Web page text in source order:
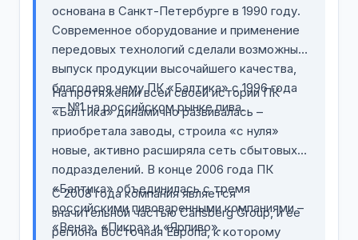
основана в Санкт-Петербурге в 1990 году.
Современное оборудование и применение
передовых технологий сделали возможным
выпуск продукции высочайшего качества,
благодаря чему ПК «Балтика» с 1996 года
— №1 на российском рынке пива.
На протяжении всей своей истории ПК
«Балтика» динамично развивалась –
приобретала заводы, строила «с нуля»
новые, активно расширяла сеть сбытовых
подразделений. В конце 2006 года ПК
«Балтика» объединилась с тремя
российскими пивоваренными компаниями –
«Вена», «Пикра» и «Ярпиво».
С 2008 года компания является
значительной частью Carlsberg Group, и ее
региона Восточная Европа, к которому